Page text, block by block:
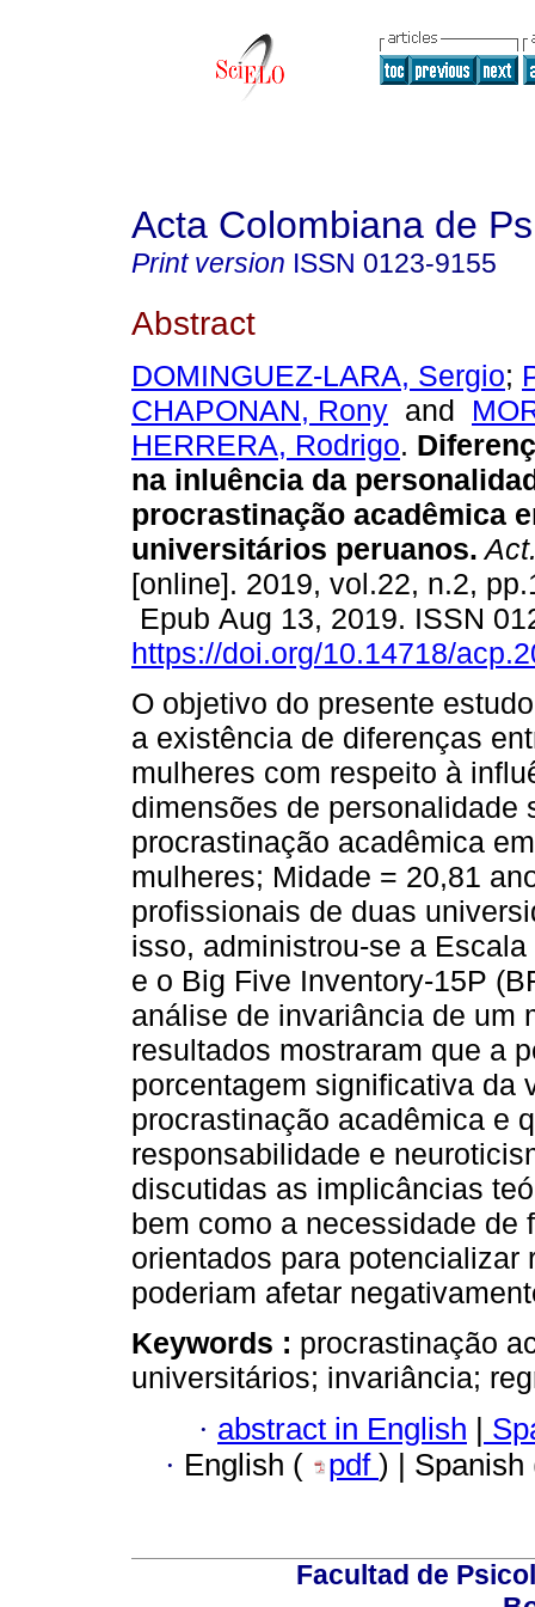
Acta Colombiana de
Print version ISSN 0123-9155
Abstract
DOMINGUEZ-LARA, Sergio;
CHAPONAN, Rony and
HERRERA, Rodrigo.
na inluência da
procrastinação acadêmica
universitários peruanos.
[online]. 2019, vol.22, n.2,
Epub Aug 13, 2019. ISSN
https://doi.org/10.14718/
O objetivo do presente
a existência de diferenças
mulheres com respeito à
dimensões de personalidade
procrastinação acadêmica
mulheres; Midade = 20,81
profissionais de duas
isso, administrou-se a
e o Big Five Inventory-15P
análise de invariância de um
resultados mostraram que a
porcentagem significativa da
procrastinação acadêmica e
responsabilidade e
discutidas as implicâncias
bem como a necessidade de
orientados para
poderiam afetar
Keywords : procrastinação
universitários; invariância;
· abstract in English |
· English ( pdf ) |
Facultad de